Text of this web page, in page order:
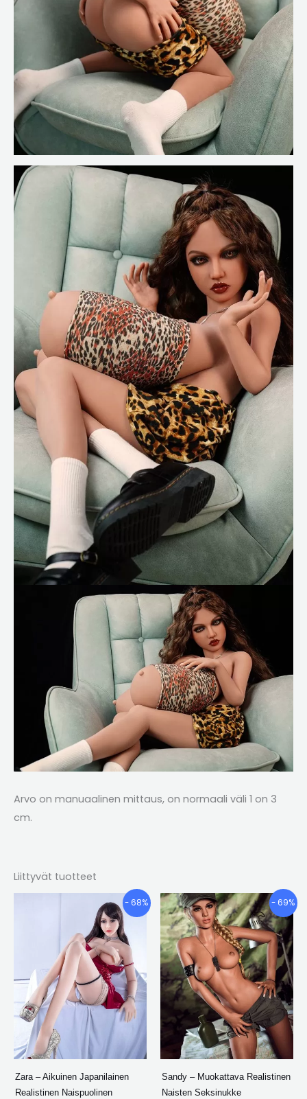
Arvo on manuaalinen mittaus, on normaali väli 1 on 3
cm.
Liittyvät tuotteet
- 68%
Zara – Aikuinen Japanilainen
Realistinen Naispuolinen
Hintaluokka:
€669.77
kautta
€951.20
Tällä
tuotteella
on
useita
variantteja.
Vaihtoehdot
voidaan
valita
tuotesivulle
- 69%
Sandy – Muokattava Realistinen
Naisten Seksinukke
€667.53
kautta
€919.81
Tällä
on
useita
valita